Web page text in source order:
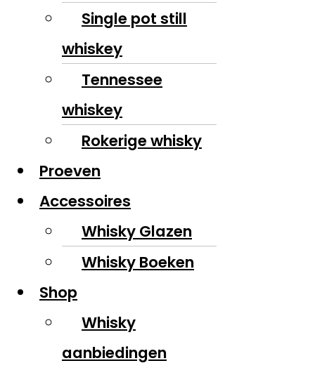
Single pot still
whiskey
Tennessee
whiskey
Rokerige whisky
Proeven
Accessoires
Whisky Glazen
Whisky Boeken
Shop
Whisky
aanbiedingen